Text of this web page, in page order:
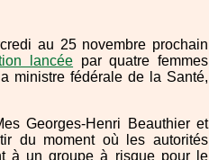
au 25 novembre prochain
lancée par quatre femmes
ministre fédérale de la Santé,
Georges-Henri Beauthier et
du moment où les autorités
à un groupe à risque pour le